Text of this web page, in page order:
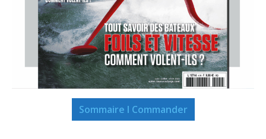
Sommaire I Commander